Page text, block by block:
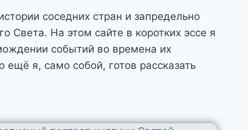
соседних стран и запредельно
Света. На этом сайте в коротких эссе я
событий во времена их
ещё я, само собой, готов рассказать